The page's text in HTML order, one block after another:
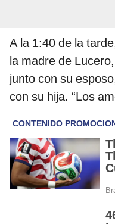
A la 1:40 de la
la madre de
junto con su
con su hija. “Los